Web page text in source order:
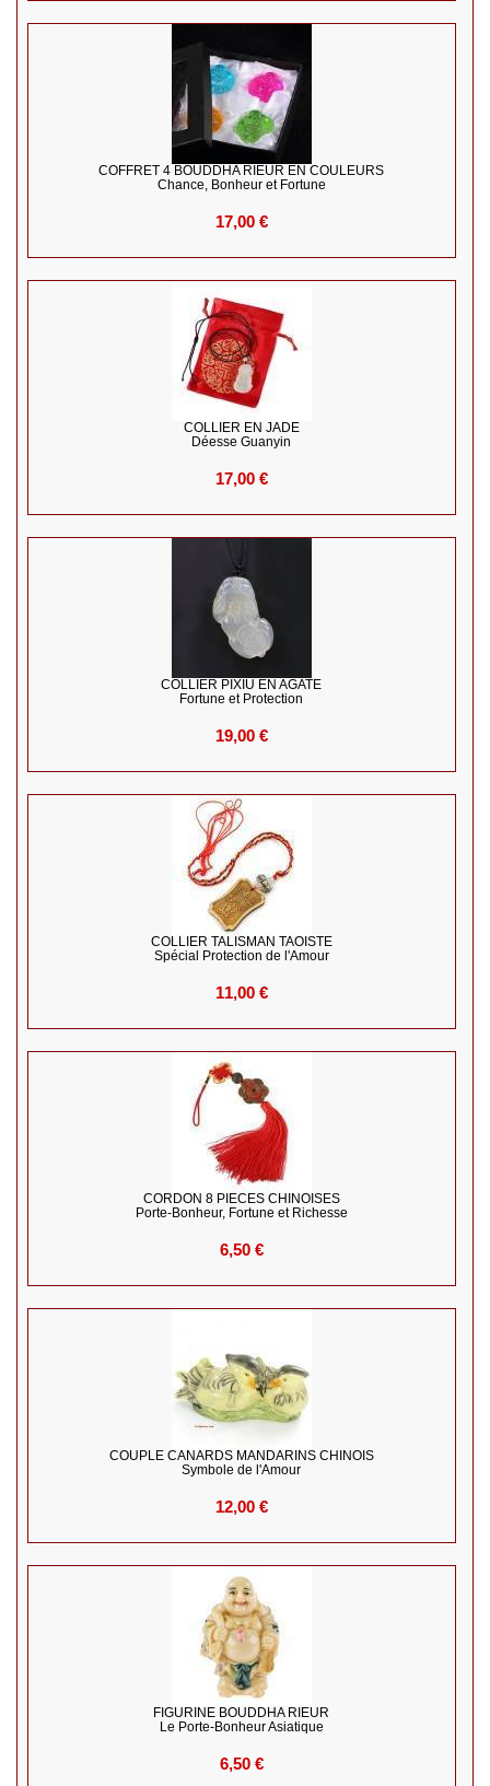
COFFRET 4 BOUDDHA RIEUR EN COULEURS
Chance, Bonheur et Fortune
17,00 €
COLLIER EN JADE
Déesse Guanyin
17,00 €
COLLIER PIXIU EN AGATE
Fortune et Protection
19,00 €
COLLIER TALISMAN TAOISTE
Spécial Protection de l'Amour
11,00 €
CORDON 8 PIECES CHINOISES
Porte-Bonheur, Fortune et Richesse
6,50 €
COUPLE CANARDS MANDARINS CHINOIS
Symbole de l'Amour
12,00 €
FIGURINE BOUDDHA RIEUR
Le Porte-Bonheur Asiatique
6,50 €